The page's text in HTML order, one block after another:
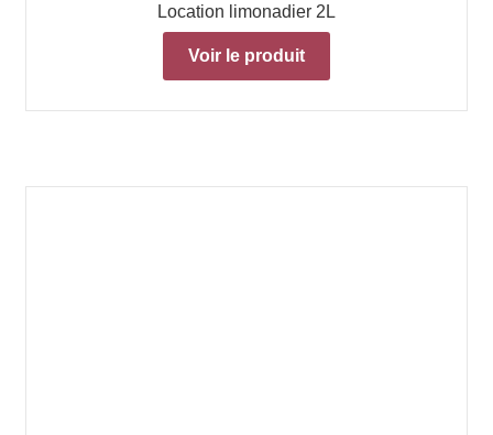
Location limonadier 2L
Voir le produit